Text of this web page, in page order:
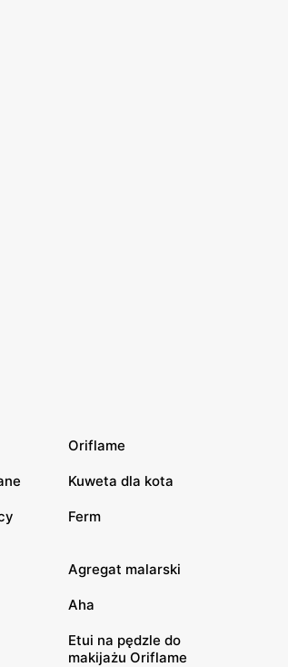
Oriflame
Kuweta dla kota
Ferm
Agregat malarski
Aha
Etui na pędzle do
makijażu Oriflame